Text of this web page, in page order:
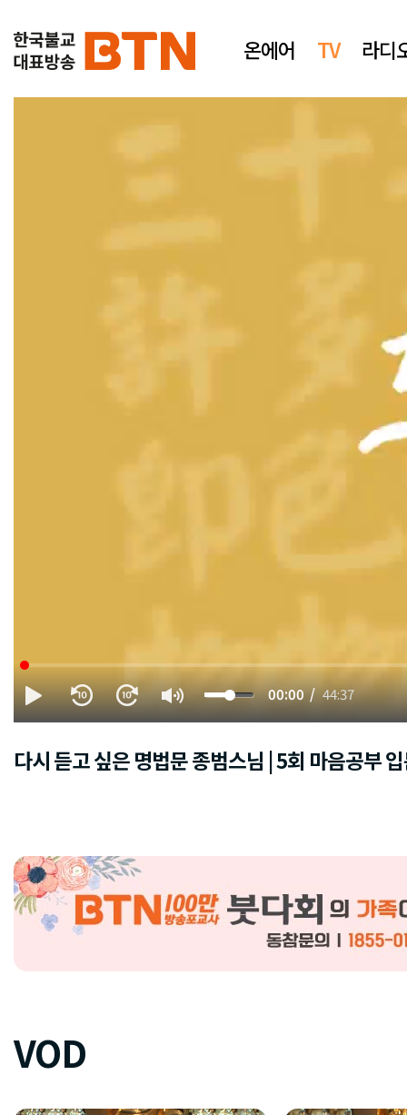
온에어 TV 라디
00:00 44:37
다시 듣고 싶은 명법문 종범스님 | 5회 마음공부